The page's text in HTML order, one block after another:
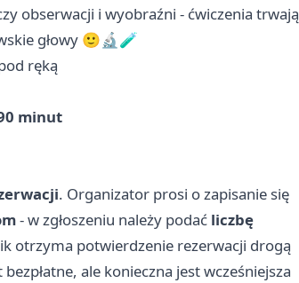
obserwacji i wyobraźni - ćwiczenia trwają
głowy 🙂🔬🧪
ręką
minut
. Organizator prosi o zapisanie się
- w zgłoszeniu należy podać liczbę
otrzyma potwierdzenie rezerwacji drogą
ale konieczna jest wcześniejsza